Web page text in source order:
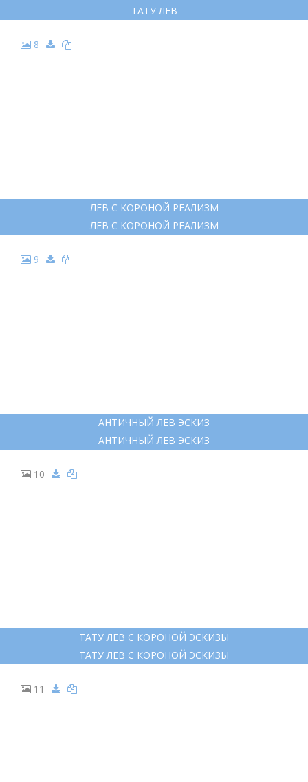
ТАТУ ЛЕВ
8
ЛЕВ С КОРОНОЙ РЕАЛИЗМ
ЛЕВ С КОРОНОЙ РЕАЛИЗМ
9
АНТИЧНЫЙ ЛЕВ ЭСКИЗ
АНТИЧНЫЙ ЛЕВ ЭСКИЗ
10
ТАТУ ЛЕВ С КОРОНОЙ ЭСКИЗЫ
ТАТУ ЛЕВ С КОРОНОЙ ЭСКИЗЫ
11